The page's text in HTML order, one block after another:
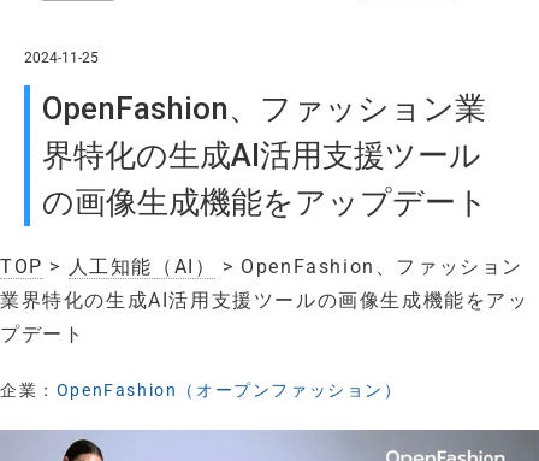
2024-11-25
OpenFashion、ファッション業
界特化の生成AI活用支援ツール
の画像生成機能をアップデート
TOP > 人工知能（AI）
> OpenFashion、ファッション
業界特化の生成AI活用支援ツールの画像生成機能をアッ
プデート
企業： OpenFashion（オープンファッション）